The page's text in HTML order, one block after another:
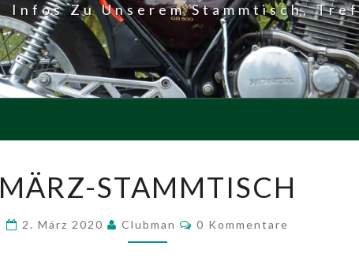
Infos Zu Unserem Stammtisch,
STAMMTISCH
MÄRZ-STAMMTISCH
2. März 2020 Clubman Kommentare
0 Kommentare